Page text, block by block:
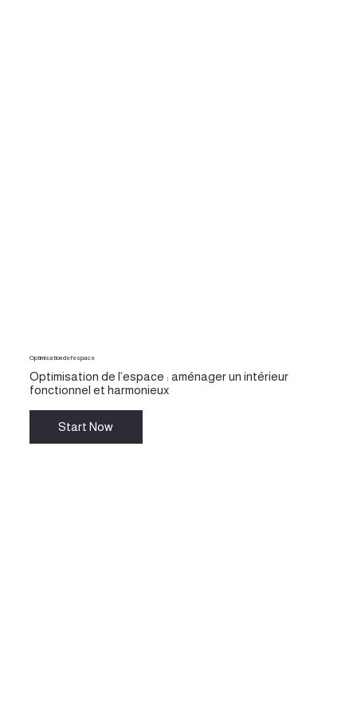
Optimisation de l'espace
Optimisation de l’espace : aménager un intérieur
fonctionnel et harmonieux
Start Now